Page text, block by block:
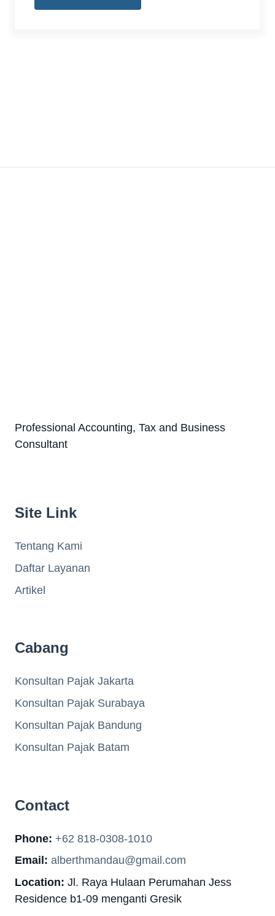
Professional Accounting, Tax and Business
Consultant
Site Link
Tentang Kami
Daftar Layanan
Artikel
Cabang
Konsultan Pajak Jakarta
Konsultan Pajak Surabaya
Konsultan Pajak Bandung
Konsultan Pajak Batam
Contact
Phone: +62 818-0308-1010
Email: alberthmandau@gmail.com
Location: Jl. Raya Hulaan Perumahan Jess
Residence b1-09 menganti Gresik